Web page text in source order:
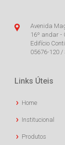
Avenida
16º andar -
Edifício
05676-120 /
Links Úteis
Home
Institucional
Produtos